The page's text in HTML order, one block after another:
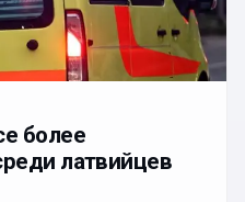
более
латвийцев